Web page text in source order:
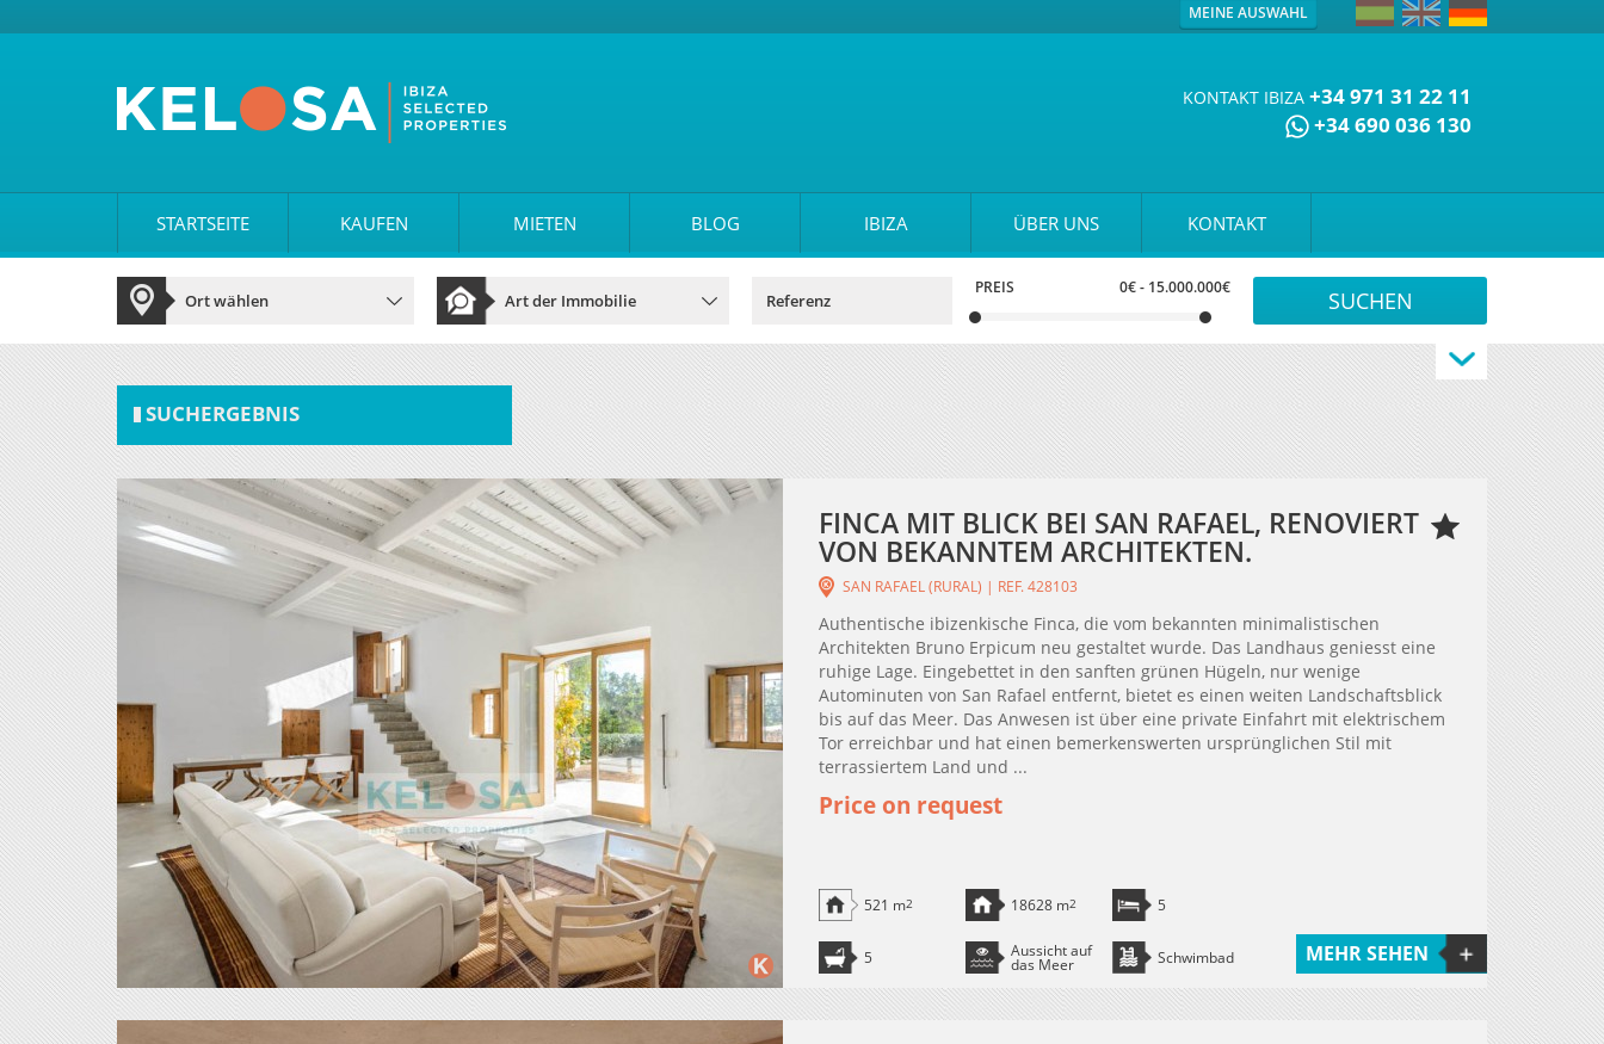
MEINE AUSWAHL
KONTAKT IBIZA +34 971 31 22 11
+34 690 036 130
STARTSEITE KAUFEN MIETEN BLOG IBIZA ÜBER UNS KONTAKT
PREIS 0€- 15.000.000€
SUCHERGEBNIS
FINCA MIT BLICK BEI SAN RAFAEL, RENOVIERT
VON BEKANNTEM ARCHITEKTEN.
SAN RAFAEL (RURAL) | REF. 428103
Authentische ibizenkische Finca, die vom bekannten minimalistischen
Architekten Bruno Erpicum neu gestaltet wurde. Das Landhaus geniesst eine
ruhige Lage. Eingebettet in den sanften grünen Hügeln, nur wenige
Autominuten von San Rafael entfernt, bietet es einen weiten Landschaftsblick
bis auf das Meer. Das Anwesen ist über eine private Einfahrt mit elektrischem
Tor erreichbar und hat einen bemerkenswerten ursprünglichen Stil mit
terrassiertem Land und ...
Price on request
521 m2 18628 m2 5
5 Aussicht auf
das Meer Schwimbad MEHR SEHEN